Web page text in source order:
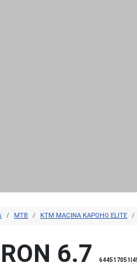
MTB KTM MACINA KAPOHO ELITE
6.7